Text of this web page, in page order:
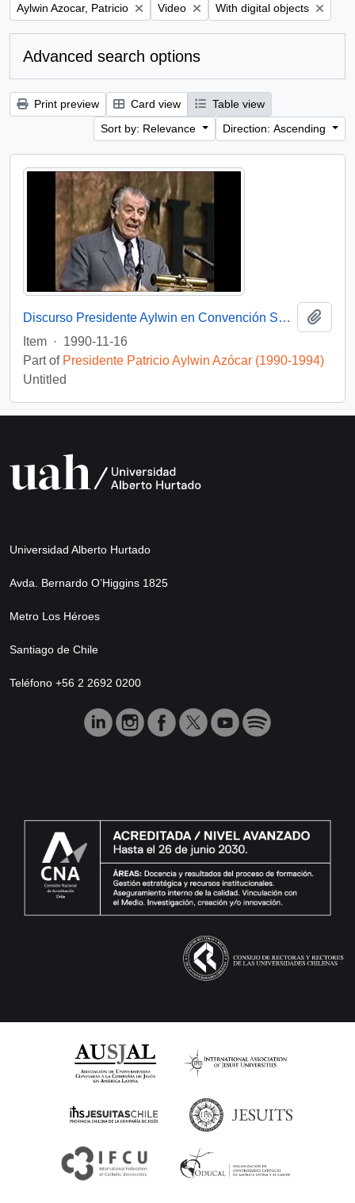
Remove filter:
Aylwin Azocar, Patricio Remove filter:
Video Remove filter:
With digital objects
Advanced search options
Print preview Card view
Table view
Sort by: Relevance
Direction: Ascending
Discurso Presidente Aylwin en Convención Santiago: Video
Item · 1990-11-16
Part of Presidente Patricio Aylwin Azócar (1990-1994)
Untitled
Universidad Alberto Hurtado
Avda. Bernardo O’Higgins 1825
Metro Los Héroes
Santiago de Chile
Teléfono +56 2 2692 0200